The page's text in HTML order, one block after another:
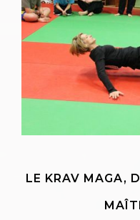
LE KRAV MAGA,